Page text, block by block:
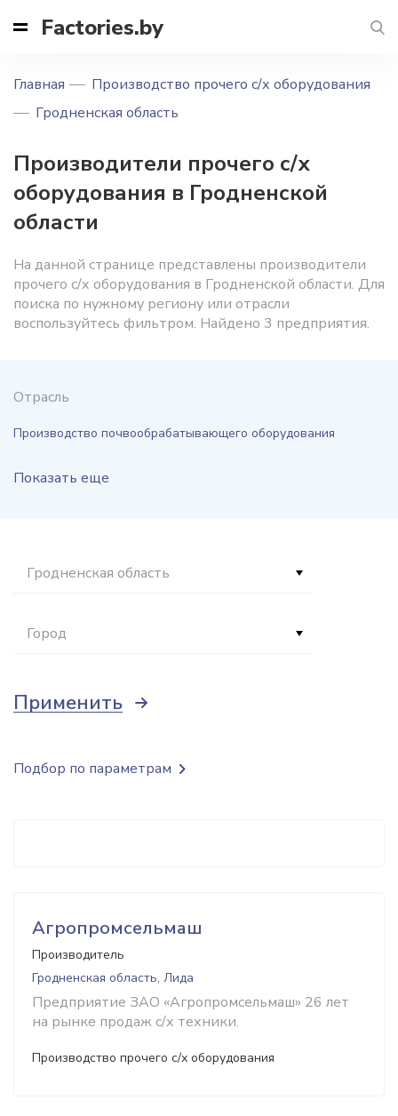
Factories.by
Главная
Производство прочего с/х оборудования
Гродненская область
Производители прочего с/х
оборудования в Гродненской
области
На данной странице представлены производители
прочего с/х оборудования в Гродненской области. Для
поиска по нужному региону или отрасли
воспользуйтесь фильтром. Найдено 3 предприятия.
Отрасль
Производство почвообрабатывающего оборудования
Показать еще
Гродненская область
Город
Применить
Агропромсельмаш
Производитель
Гродненская область, Лида
Предприятие ЗАО «Агропромсельмаш» 26 лет
на рынке продаж с/х техники.
Производство прочего с/х оборудования
Подбор по параметрам